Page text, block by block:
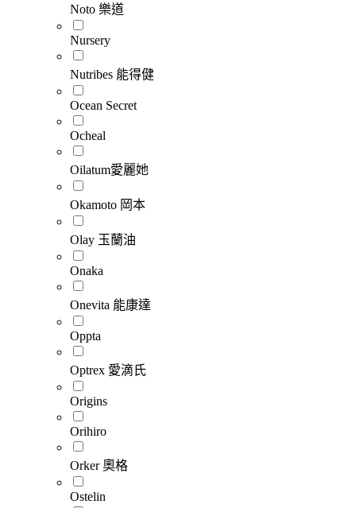
Noto 樂道
Nursery
Nutribes 能得健
Ocean Secret
Ocheal
Oilatum愛麗她
Okamoto 岡本
Olay 玉蘭油
Onaka
Onevita 能康達
Oppta
Optrex 愛滴氏
Origins
Orihiro
Orker 奧格
Ostelin